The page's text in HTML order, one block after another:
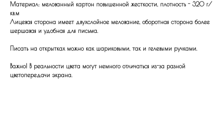
Материал: мелованный картон повышенной жесткости, плотность - 320 г/
кв.м
Лицевая сторона имеет двухслойное мелование, оборотная сторона более
шершавая и удобная для письма.
Писать на открытках можно как шариковыми, так и гелевыми ручками.
Важно! В реальности цвета могут немного отличаться из-за разной
цветопередачи экрана.